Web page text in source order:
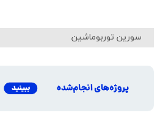
سورین توربوماشین